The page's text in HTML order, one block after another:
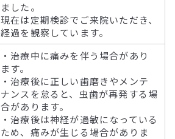
ました。
現在は定期検診でご来院いただき、
経過を観察しています。
・治療中に痛みを伴う場合があり
ます。
・治療後に正しい歯磨きやメンテ
ナンスを怠ると、虫歯が再発する場
合があります。
・治療後は神経が過敏になっている
ため、痛みが生じる場合がありま